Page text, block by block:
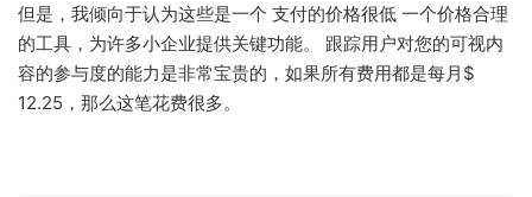
但是，我倾向于认为这些是一个 支付的价格很低 一个价格合理
的工具，为许多小企业提供关键功能。 跟踪用户对您的可视内
容的参与度的能力是非常宝贵的，如果所有费用都是每月$
12.25，那么这笔花费很多。